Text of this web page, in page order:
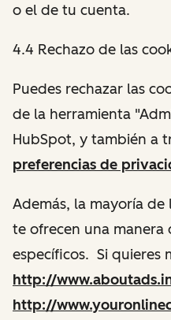
o el de tu cuenta.
4.4 Rechazo de las
Puedes rechazar las
de la herramienta
HubSpot, y también a
preferencias de
Además, la mayoría
te ofrecen una manera
específicos. Si quieres
http://
http://